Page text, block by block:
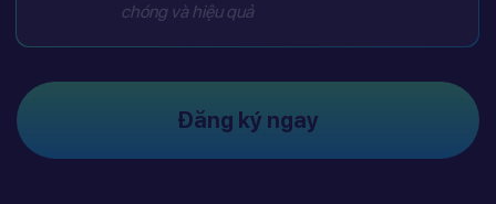
chóng và hiệu quả
Đăng ký ngay